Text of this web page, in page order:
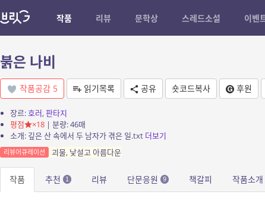
작품 리뷰 문학상 스레드소설 이벤
붉은 나비
작품공감 5 읽기목록 공유 숏코드복사 후원
장르:호러, 판타지
평점
×18| 분량: 46매
소개: 깊은 산 속에서 두 남자가 겪은 일.txt 더보기
리뷰어큐레이션 괴물, 낯설고 아름다운
작품 추천 1 리뷰 단문응원 9 책갈피 작품소개